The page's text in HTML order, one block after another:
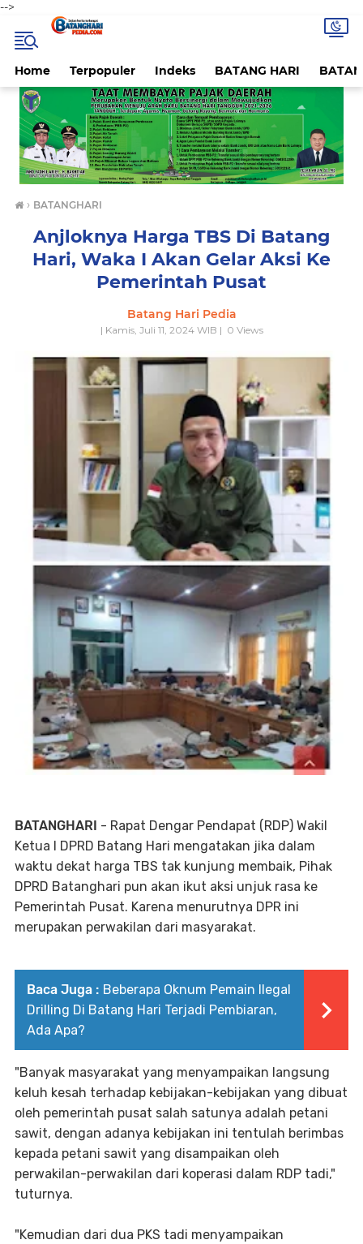
-->
Home Terpopuler Indeks BATANG HARI
› BATANGHARI
Anjloknya Harga TBS Di Batang
Hari, Waka I Akan Gelar Aksi Ke
Pemerintah Pusat
Batang Hari Pedia
| Kamis, Juli 11, 2024 WIB | 0 Views
BATANGHARI - Rapat Dengar Pendapat (RDP) Wakil
Ketua I DPRD Batang Hari mengatakan jika dalam
waktu dekat harga TBS tak kunjung membaik, Pihak
DPRD Batanghari pun akan ikut aksi unjuk rasa ke
Pemerintah Pusat. Karena menurutnya DPR ini
merupakan perwakilan dari masyarakat.
Baca Juga : Beberapa Oknum Pemain Ilegal
Drilling Di Batang Hari Terjadi Pembiaran,
Ada Apa?
"Banyak masyarakat yang menyampaikan langsung
keluh kesah terhadap kebijakan-kebijakan yang dibuat
oleh pemerintah pusat salah satunya adalah petani
sawit, dengan adanya kebijakan ini tentulah berimbas
kepada petani sawit yang disampaikan oleh
perwakilan-perwakilan dari koperasi dalam RDP tadi,"
tuturnya.
"Kemudian dari dua PKS tadi menyampaikan